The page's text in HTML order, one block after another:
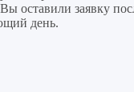
оставили заявку
день.